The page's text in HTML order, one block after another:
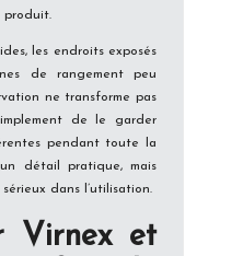
produit.
les endroits exposés
de rangement peu
ne transforme pas
de le garder
pendant toute la
détail pratique, mais
dans l’utilisation.
Virnex et